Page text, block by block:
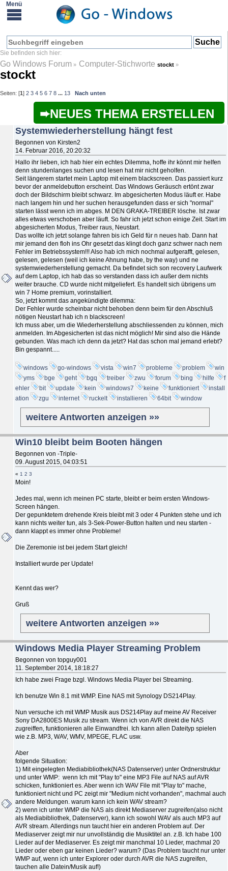
Go Windows Forum » Computer-Stichwortestockt »
stockt
Seiten: [1] 2 3 4 5 6 7 8 ... 13 Nach unten
NEUES THEMA ERSTELLEN
Systemwiederherstellung hängt fest
Begonnen von Kirsten2
14. Februar 2016, 20:20:32
Hallo ihr lieben, ich hab hier ein echtes Dilemma, hoffe ihr könnt mir helfen
denn stundenlanges suchen und lesen hat mir nicht geholfen.
Seit längerem startet mein Laptop mit einem blackscreen. Das passiert kurz
bevor der anmeldebutton erscheint. Das Windows Geräusch ertönt zwar
doch der Bildschirm bleibt schwarz. Im abgesicherten Modus läuft er. Habe
nach langem hin und her suchen herausgefunden dass er sich "normal"
starten lässt wenn ich im abges. M DEN GRAKA-TREIBER lösche. Ist zwar
alles etwas verschoben aber läuft. So fahr ich jetzt schon einige Zeit. Start im
abgesicherten Modus, Treiber raus, Neustart.
Das wollte ich jetzt solange fahren bis ich Geld für n neues hab. Dann hat
mir jemand den floh ins Ohr gesetzt das klingt doch ganz schwer nach nem
Fehler im Betriebssystem!!! Also hab ich mich nochmal aufgerafft, gelesen,
gelesen, gelesen (weil ich keine Ahnung habe, by the way) und ne
systemwiederherstellung gemacht. Da befindet sich son recovery Laufwerk
auf dem Laptop, ich hab das so verstanden dass ich außer dem nichts
weiter brauche. CD wurde nicht mitgeliefert. Es handelt sich übrigens um
win 7 Home premium, vorinstalliert.
So, jetzt kommt das angekündigte dilemma:
Der Fehler wurde scheinbar nicht behoben denn beim für den Abschluß
nötigen Neustart hab ich n blackscreen!
Ich muss aber, um die Wiederherstellung abschliessenden zu können, mich
anmelden. Im Abgesicherten ist das nicht möglich! Mir sind also die Hände
gebunden. Was mach ich denn da jetzt? Hat das schon mal jemand erlebt?
Bin gespannt.....
windows go-windows vista win7 probleme problem
win
yms
bge geht bgq treiber zwu forum bing hilfe
f
ehler
bit update kein windows7 keine funktioniert
install
ation
zgu internet ruckelt installieren 64bit window
weitere Antworten anzeigen »»
Win10 bleibt beim Booten hängen
Begonnen von -Triple-
09. August 2015, 04:03:51
« 1 2 3
Moin!
Jedes mal, wenn ich meinen PC starte, bleibt er beim ersten Windows-
Screen hängen.
Der gepunktetem drehende Kreis bleibt mit 3 oder 4 Punkten stehe und ich
kann nichts weiter tun, als 3-Sek-Power-Button halten und neu starten -
dann klappt es immer ohne Probleme!
Die Zeremonie ist bei jedem Start gleich!
Installiert wurde per Update!
Kennt das wer?
Gruß
weitere Antworten anzeigen »»
Windows Media Player Streaming Problem
Begonnen von topguy001
11. September 2014, 18:18:27
Ich habe zwei Frage bzgl. Windows Media Player bei Streaming.
Ich benutze Win 8.1 mit WMP. Eine NAS mit Synology DS214Play.
Nun versuche ich mit WMP Musik aus DS214Play auf meine AV Receiver
Sony DA2800ES Musik zu stream. Wenn ich von AVR direkt die NAS
zugreiffen, funktionieren alle Einwandfrei. Ich kann allen Dateityp spielen
wie z.B. MP3, WAV, WMV, MPEGE, FLAC usw.
Aber
folgende Situation:
1) Mit eingelegten Mediabibliothek(NAS Datenserver) unter Ordnerstruktur
und unter WMP: wenn Ich mit "Play to" eine MP3 File auf NAS auf AVR
schicken, funktioniert es. Aber wenn ich WAV File mit "Play to" mache,
funktioniert nicht und PC zeigt mir "Medium nicht vorhanden", machmal auch
andere Meldungen. warum kann ich kein WAV stream?
2) wenn ich unter WMP die NAS als direkt Mediaserver zugreifen(also nicht
als Mediabibliothek, Datenserver), kann ich sowohl WAV als auch MP3 auf
AVR stream. Allerdings nun taucht hier ein anderen Problem auf. Der
Mediaserver zeigt mir nur unvollständig die Musiktitel an. z.B. Ich habe 100
Lieder auf der Mediaserver. Es zeigt mir manchmal 10 Lieder, machmal 20
Lieder oder eben gar keinen Lieder? warum? (Das Problem taucht nur unter
WMP auf, wenn ich unter Explorer oder durch AVR die NAS zugreifen,
tauchen alle Datein/Musik auf!)